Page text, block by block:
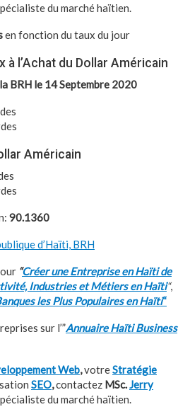
du marché haïtien.
en fonction du taux du jour
à l’Achat du Dollar Américain
BRH le 14 Septembre 2020
Américain
90.1360
d’Haïti, BRH
“Créer une Entreprise en Haïti de
Industries et Métiers en Haïti“,
les Plus Populaires en Haïti“
sur l’”Annuaire Haïti Business
Web,votreStratégie
SEO,contactez MSc.Jerry
du marché haïtien.